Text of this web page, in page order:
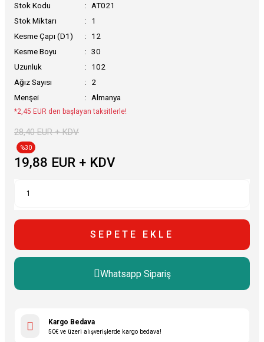
Stok Kodu
AT021
Stok Miktarı
1
Kesme Çapı (D1)
12
Kesme Boyu
30
Uzunluk
102
Ağız Sayısı
2
Menşei
Almanya
*2,45 EUR den başlayan taksitlerle!
28,40 EUR + KDV
%30
19,88 EUR + KDV
SEPETE EKLE
Whatsapp Sipariş
Kargo Bedava
50€ ve üzeri alışverişlerde kargo bedava!